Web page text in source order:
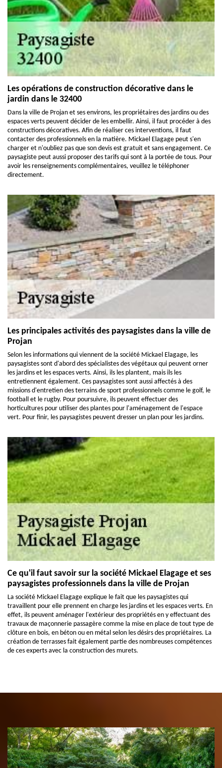
Les opérations de construction décorative dans le
jardin dans le 32400
Dans la ville de Projan et ses environs, les propriétaires des jardins ou des
espaces verts peuvent décider de les embellir. Ainsi, il faut procéder à des
constructions décoratives. Afin de réaliser ces interventions, il faut
contacter des professionnels en la matière. Mickael Elagage peut s'en
charger et n'oubliez pas que son devis est gratuit et sans engagement. Ce
paysagiste peut aussi proposer des tarifs qui sont à la portée de tous. Pour
avoir les renseignements complémentaires, veuillez le téléphoner
directement.
Les principales activités des paysagistes dans la ville de
Projan
Selon les informations qui viennent de la société Mickael Elagage, les
paysagistes sont d'abord des spécialistes des végétaux qui peuvent orner
les jardins et les espaces verts. Ainsi, ils les plantent, mais ils les
entretiennent également. Ces paysagistes sont aussi affectés à des
missions d'entretien des terrains de sport professionnels comme le golf, le
football et le rugby. Pour poursuivre, ils peuvent effectuer des
horticultures pour utiliser des plantes pour l'aménagement de l'espace
vert. Pour finir, les paysagistes peuvent dresser un plan pour les jardins.
Ce qu'il faut savoir sur la société Mickael Elagage et ses
paysagistes professionnels dans la ville de Projan
La société Mickael Elagage explique le fait que les paysagistes qui
travaillent pour elle prennent en charge les jardins et les espaces verts. En
effet, ils peuvent aménager l'extérieur des propriétés en y effectuant des
travaux de maçonnerie passagère comme la mise en place de tout type de
clôture en bois, en béton ou en métal selon les désirs des propriétaires. La
création de terrasses fait également partie des nombreuses compétences
de ces experts avec la construction des murets.